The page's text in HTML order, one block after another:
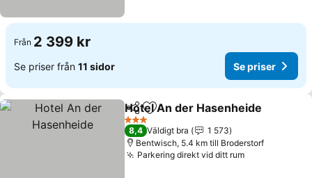
Från 2 399 kr
Se priser från 11 sidor Se priser
Dela Lägg till i Mina Favoriter
Hotel An der Hasenheide
3 Stjärnor
8,4 Väldigt bra
1 573
Bentwisch, 5.4 km till Broderstorf
Parkering direkt vid ditt rumSe priser